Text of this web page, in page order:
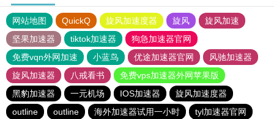
网站地图 QuickQ 旋风加速度器 旋风
旋风加速
坚果加速器
tiktok加速器
狗急加速器官网
免费vqn外网加速
小蓝鸟 优途加速器官网
风驰加速器
旋风加速器
八戒看书
免费vps加速器外网苹果版
黑豹加速器
一元机场 IOS加速器
旋风加速度器
outline
outline 海外加速器试用一小时 tyl加速器官网